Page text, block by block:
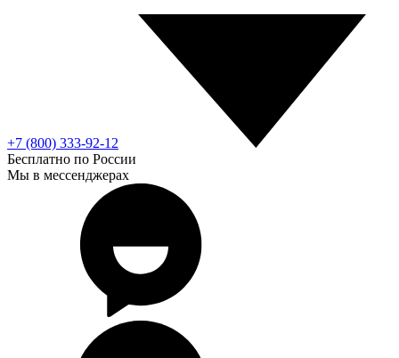
+7 (800) 333-92-12
Бесплатно по России
Мы в мессенджерах